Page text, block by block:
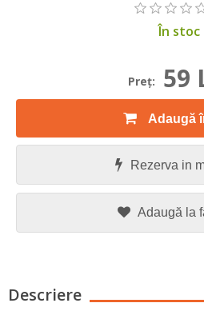
În stoc
Preţ: 59
Adaugă
Rezerva in
Adaugă la
Descriere